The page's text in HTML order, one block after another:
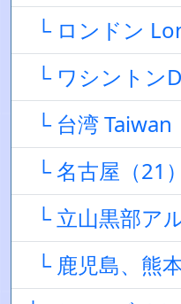
└ ロンドン
└ ワシントン
└ 台湾 Taiwan
└ 名古屋（21）
└ 立山黒部ア
└ 鹿児島、熊